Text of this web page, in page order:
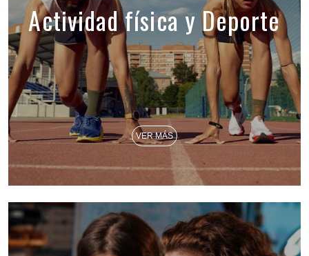
Actividad física y Deporte
VER MÁS